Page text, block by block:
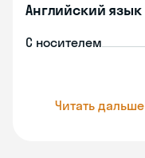
Английский язык
С носителем
Читать дальше